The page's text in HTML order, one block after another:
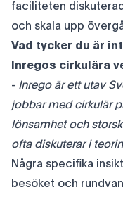
faciliteten
och skala upp
Vad tycker du är
Inregos cirkulära
- Inrego är ett utav
jobbar med cirkulär
lönsamhet och
ofta diskuterar i
Några specifika
besöket och